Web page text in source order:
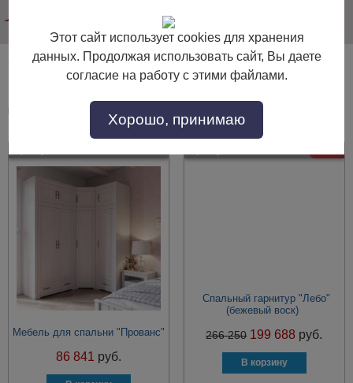
Мебель для спальни в стиле прованс
Мебель для спальни "Прованс"
86 841 руб.
Спальный гарнитур "Лебо"
(бежевый воск)
266 250 199 688 руб.
Этот сайт использует cookies для хранения
данных. Продолжая использовать сайт, Вы даете
согласие на работу с этими файлами.
Хорошо, принимаю